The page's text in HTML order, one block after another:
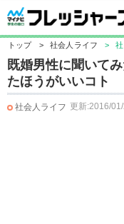
トップ > 社会人ライフ >
既婚男性に聞いて
たほうがいいコト
社会人ライフ 更新:2016/